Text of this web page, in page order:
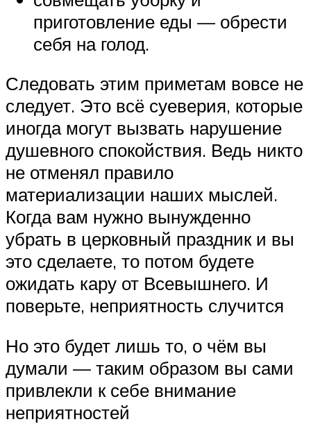
приготовление еды — обрести
себя на голод.
Следовать этим приметам вовсе не
следует. Это всё суеверия, которые
иногда могут вызвать нарушение
душевного спокойствия. Ведь никто
не отменял правило
материализации наших мыслей.
Когда вам нужно вынужденно
убрать в церковный праздник и вы
это сделаете, то потом будете
ожидать кару от Всевышнего. И
поверьте, неприятность случится
Но это будет лишь то, о чём вы
думали — таким образом вы сами
привлекли к себе внимание
неприятностей